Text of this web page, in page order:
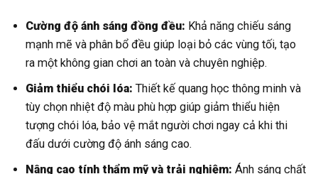
Cường độ ánh sáng đồng đều: Khả năng chiếu sáng
mạnh mẽ và phân bổ đều giúp loại bỏ các vùng tối, tạo
ra một không gian chơi an toàn và chuyên nghiệp.
Giảm thiểu chói lóa: Thiết kế quang học thông minh và
tùy chọn nhiệt độ màu phù hợp giúp giảm thiểu hiện
tượng chói lóa, bảo vệ mắt người chơi ngay cả khi thi
đấu dưới cường độ ánh sáng cao.
Nâng cao tính thẩm mỹ và trải nghiệm: Ánh sáng chất